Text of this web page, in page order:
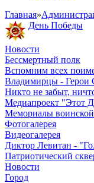
Главная»
День Победы
Новости
Бессмертный полк
Вспомним всех
Владимирцы - Герои
Никто не забыт,
Медиапроект "Этот
Мемориалы
Фотогалерея
Видеогалерея
Диктор Левитан -
Патриотический
Новости
Город